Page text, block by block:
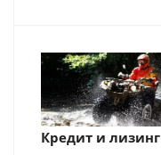
Кредит и лизинг